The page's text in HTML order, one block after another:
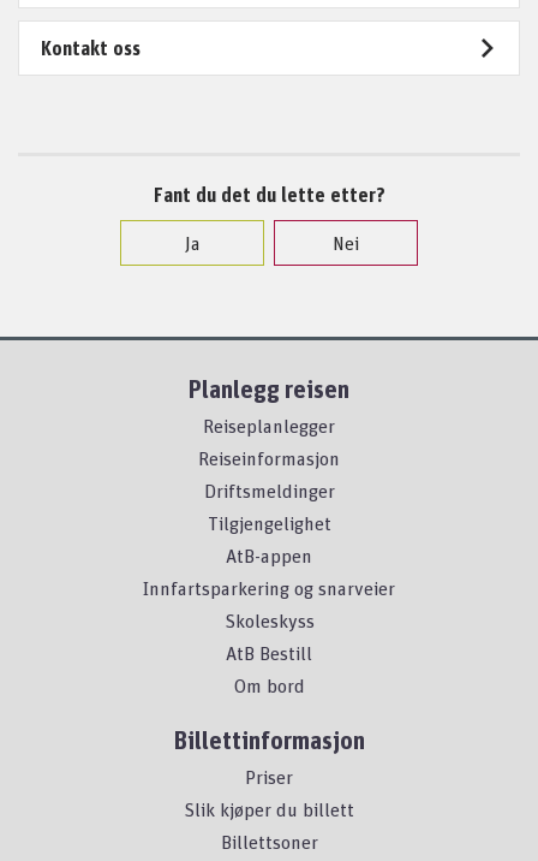
Kontakt oss
Fant du det du lette etter?
Ja
Nei
Planlegg reisen
Reiseplanlegger
Reiseinformasjon
Driftsmeldinger
Tilgjengelighet
AtB-appen
Innfartsparkering og snarveier
Skoleskyss
AtB Bestill
Om bord
Billettinformasjon
Priser
Slik kjøper du billett
Billettsoner